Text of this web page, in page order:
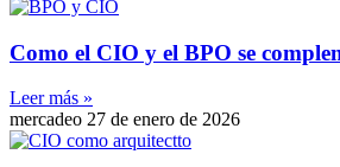
Como el CIO y el BPO se
Leer más »
mercadeo 27 de enero de 2026